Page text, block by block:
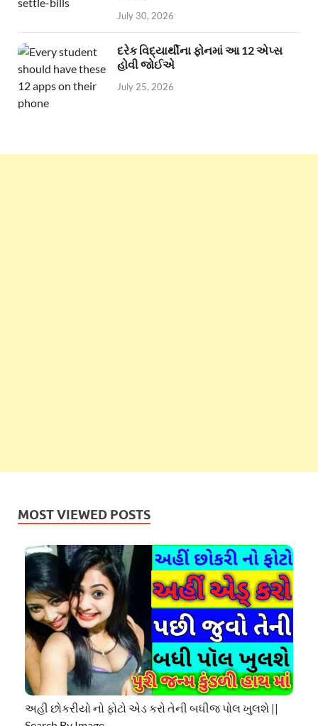
July 30, 2026
દરેક વિદ્યાર્થીના ફોનમાં આ 12 એપ્સ
હોવી જોઈએ
July 25, 2026
MOST VIEWED POSTS
અહી છોકરીયો નો ફોટો એડ કરો તેની બધીજ પોલ ખુલશે ||